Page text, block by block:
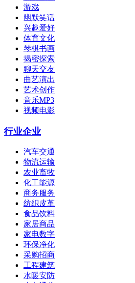
游戏
幽默笑话
兴趣爱好
体育文化
琴棋书画
揭密探索
聊天交友
曲艺演出
艺术创作
音乐MP3
视频电影
行业企业
汽车交通
物流运输
农业畜牧
化工能源
商务服务
纺织皮革
食品饮料
家居商品
家电数字
环保净化
采购招商
工程建筑
水暖安防